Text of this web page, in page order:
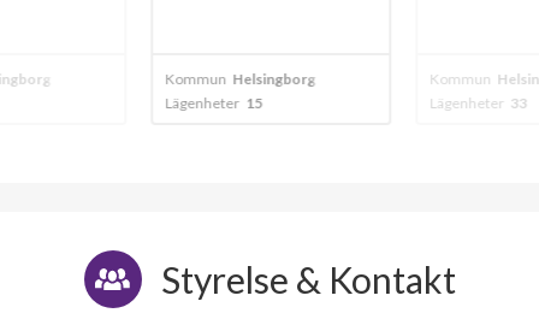
Kommun Helsingborg
Lägenheter 15
Kommun
Lägenheter 33
Styrelse & Kontakt